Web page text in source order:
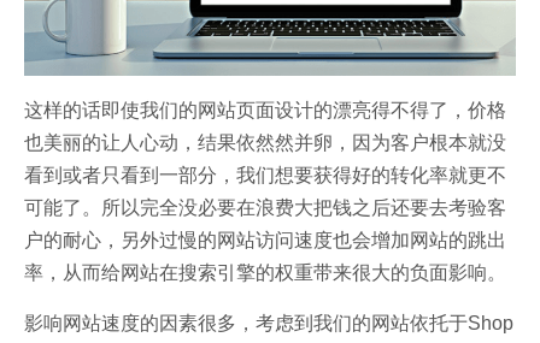
这样的话即使我们的网站页面设计的漂亮得不得了，价格
也美丽的让人心动，结果依然然并卵，因为客户根本就没
看到或者只看到一部分，我们想要获得好的转化率就更不
可能了。所以完全没必要在浪费大把钱之后还要去考验客
户的耐心，另外过慢的网站访问速度也会增加网站的跳出
率，从而给网站在搜索引擎的权重带来很大的负面影响。
影响网站速度的因素很多，考虑到我们的网站依托于Shop